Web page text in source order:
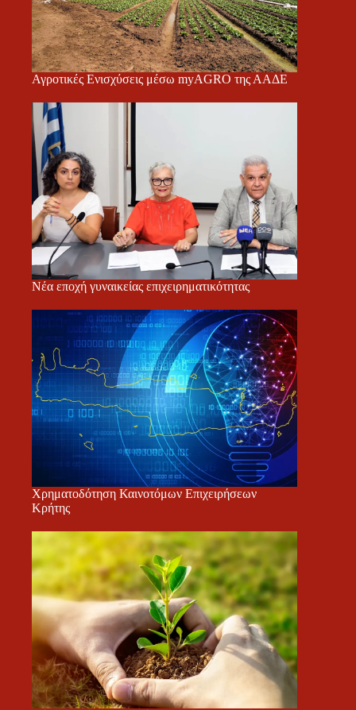
Αγροτικές Ενισχύσεις μέσω myAGRO της ΑΑΔΕ
Νέα εποχή γυναικείας επιχειρηματικότητας
Χρηματοδότηση Καινοτόμων Επιχειρήσεων
Κρήτης